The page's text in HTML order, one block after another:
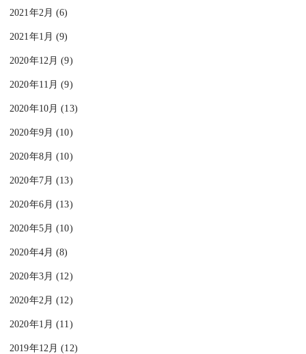
2021年2月 (6)
2021年1月 (9)
2020年12月 (9)
2020年11月 (9)
2020年10月 (13)
2020年9月 (10)
2020年8月 (10)
2020年7月 (13)
2020年6月 (13)
2020年5月 (10)
2020年4月 (8)
2020年3月 (12)
2020年2月 (12)
2020年1月 (11)
2019年12月 (12)